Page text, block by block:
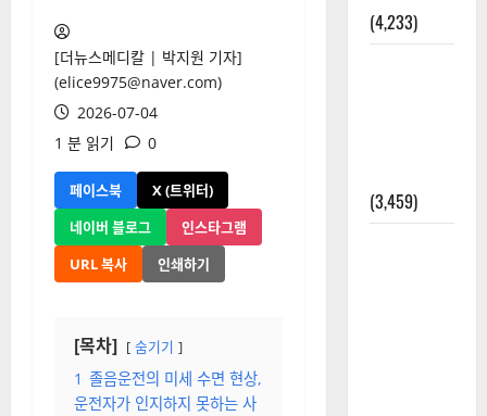
[더뉴스메디칼 | 박지원 기자]
(elice9975@naver.com)
2026-07-04
1 분 읽기
0
페이스북
X (트위터)
네이버 블로그
인스타그램
URL 복사
인쇄하기
[목차] 숨기기
1 졸음운전의 미세 수면 현상,
운전자가 인지하지 못하는 사
(4,233)
(3,459)